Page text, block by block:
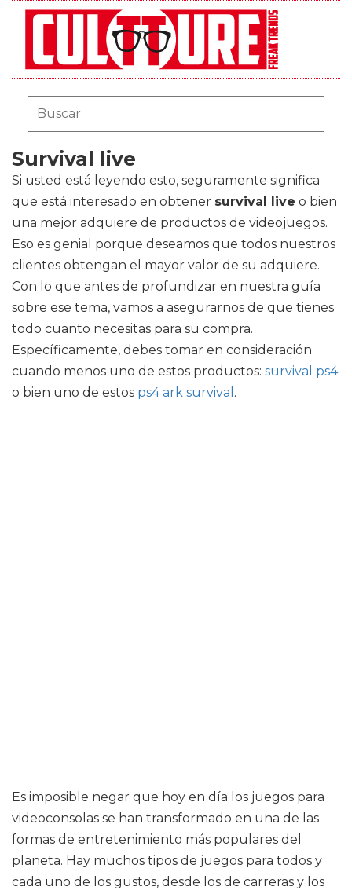
Survival live
Si usted está leyendo esto, seguramente significa
que está interesado en obtener survival live o bien
una mejor adquiere de productos de videojuegos.
Eso es genial porque deseamos que todos nuestros
clientes obtengan el mayor valor de su adquiere.
Con lo que antes de profundizar en nuestra guía
sobre ese tema, vamos a asegurarnos de que tienes
todo cuanto necesitas para su compra.
Específicamente, debes tomar en consideración
cuando menos uno de estos productos: survival ps4
o bien uno de estos ps4 ark survival .
Es imposible negar que hoy en día los juegos para
videoconsolas se han transformado en una de las
formas de entretenimiento más populares del
planeta. Hay muchos tipos de juegos para todos y
cada uno de los gustos, desde los de carreras y los